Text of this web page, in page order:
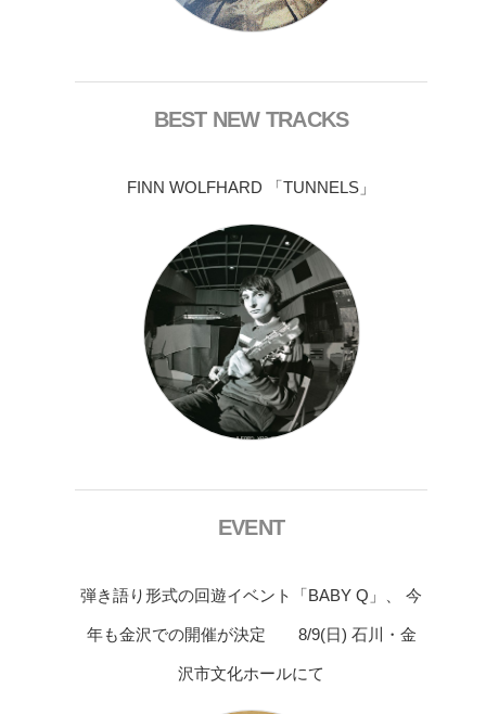
BEST NEW TRACKS
FINN WOLFHARD 「TUNNELS」
EVENT
弾き語り形式の回遊イベント「BABY Q」、 今
年も金沢での開催が決定 8/9(日) 石川・金
沢市文化ホールにて